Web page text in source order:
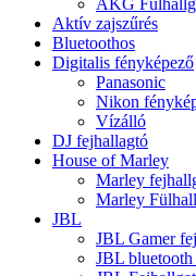
AKG
Aktív zajszűrés
Bluetoothos
Digitalis fényképező
Panasonic
Nikon
Vízálló
DJ fejhallagtó
House of Marley
Marley
Marley
JBL
JBL Gamer
JBL bluetooth